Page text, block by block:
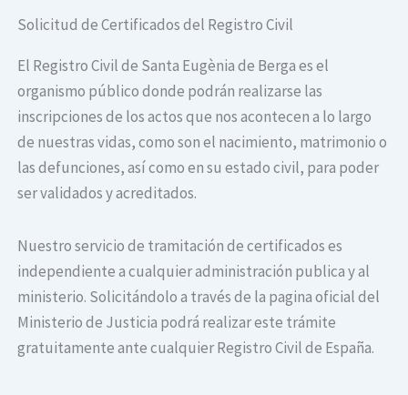
Solicitud de Certificados del Registro Civil
El Registro Civil de Santa Eugènia de Berga es el
organismo público donde podrán realizarse las
inscripciones de los actos que nos acontecen a lo largo
de nuestras vidas, como son el nacimiento, matrimonio o
las defunciones, así como en su estado civil, para poder
ser validados y acreditados.
Nuestro servicio de tramitación de certificados es
independiente a cualquier administración publica y al
ministerio. Solicitándolo a través de la pagina oficial del
Ministerio de Justicia podrá realizar este trámite
gratuitamente ante cualquier Registro Civil de España.